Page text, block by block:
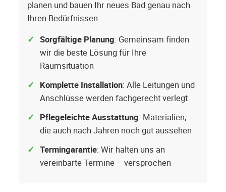
planen und bauen Ihr neues Bad genau nach
Ihren Bedürfnissen.
Sorgfältige Planung: Gemeinsam finden
wir die beste Lösung für Ihre
Raumsituation
Komplette Installation: Alle Leitungen und
Anschlüsse werden fachgerecht verlegt
Pflegeleichte Ausstattung: Materialien,
die auch nach Jahren noch gut aussehen
Termingarantie: Wir halten uns an
vereinbarte Termine – versprochen